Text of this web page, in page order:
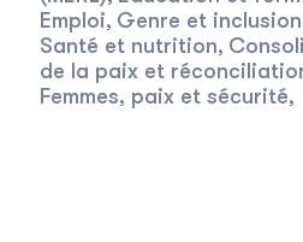
Emploi, Genre et
Santé et nutrition,
de la paix et
Femmes, paix et sécurité,